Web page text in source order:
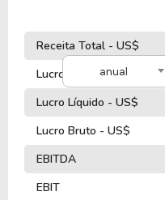
anual
Receita Total - US$
Lucro Operacional - US$
Lucro Líquido - US$
Lucro Bruto - US$
EBITDA
EBIT